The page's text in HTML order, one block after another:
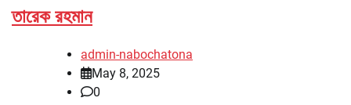
তারেক রহমান
admin-nabochatona
May 8, 2025
0